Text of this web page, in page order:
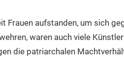
Frauen aufstanden, um sich
waren auch viele
die patriarchalen